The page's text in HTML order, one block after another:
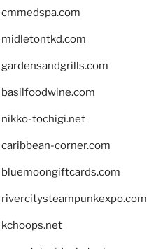
cmmedspa.com
midletontkd.com
gardensandgrills.com
basilfoodwine.com
nikko-tochigi.net
caribbean-corner.com
bluemoongiftcards.com
rivercitysteampunkexpo.com
kchoops.net